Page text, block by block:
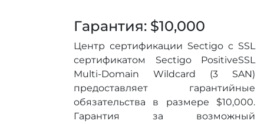
Гарантия: $10,000
Центр сертификации Sectigo c SSL
сертификатом Sectigo PositiveSSL
Multi-Domain Wildcard (3 SAN)
предоставляет гарантийные
обязательства в размере $10,000.
Гарантия за возможный